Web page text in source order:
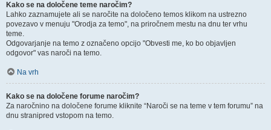
Kako se na določene teme naročim?
Lahko zaznamujete ali se naročite na določeno temos klikom na ustrezno
povezavo v menuju "Orodja za temo", na priročnem mestu na dnu ter vrhu
teme.
Odgovarjanje na temo z označeno opcijo "Obvesti me, ko bo objavljen
odgovor" vas naroči na temo.
Na vrh
Kako se na določene forume naročim?
Za naročnino na določene forume kliknite “Naroči se na teme v tem forumu” na
dnu stranipred vstopom na temo.